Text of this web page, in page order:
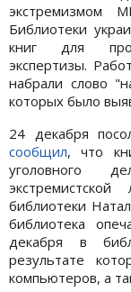
Библиотеки
книг для
экспертизы.
набрали слово
которых было
24 декабря
сообщил, что
уголовного
библиотеки
библиотека
декабря в
результате
компьютеров, а